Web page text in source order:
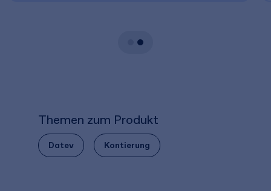
Themen zum Produkt
Datev Kontierung